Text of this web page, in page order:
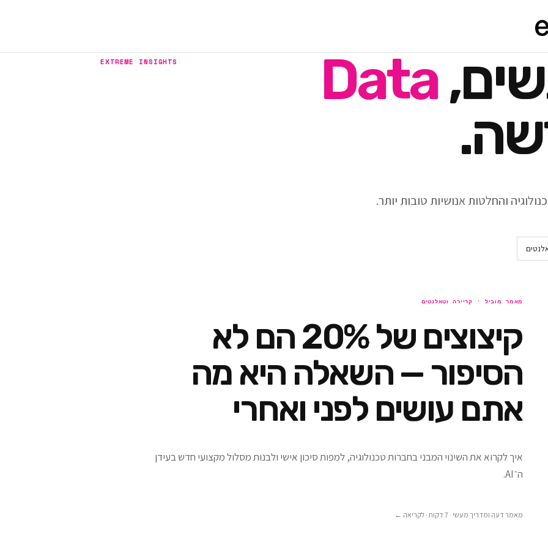
Data
EXTREME INSIGHTS
והחלטות אנושיות טובות יותר.
מאמר מוביל · קריירה וטאלנטים
קיצוצים של 20% הם לא
הסיפור — השאלה היא מה
אתם עושים לפני ואחרי
איך לקרוא את השינוי המבני בחברות טכנולוגיה, למפות סיכון אישי ולבנות מסלול מקצועי חדש בעידן
ה־AI.
מאמר דעה ומדריך מעשי · 7 דקות · לקריאה ←